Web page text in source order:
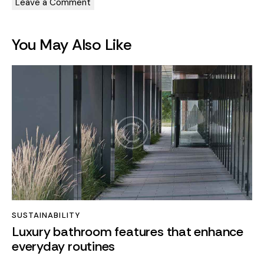
t
e
:
You May Also Like
SUSTAINABILITY
Luxury bathroom features that enhance
everyday routines